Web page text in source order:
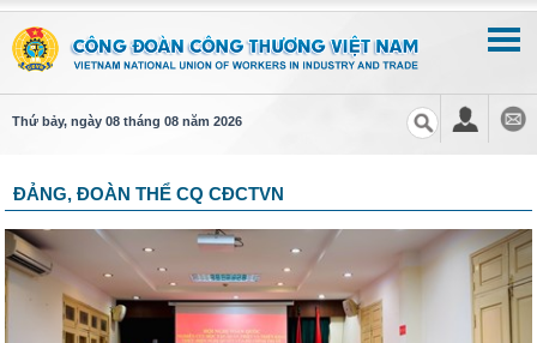
Thứ bảy, ngày 08 tháng 08 năm 2026
ĐẢNG, ĐOÀN THỂ CQ CĐCTVN